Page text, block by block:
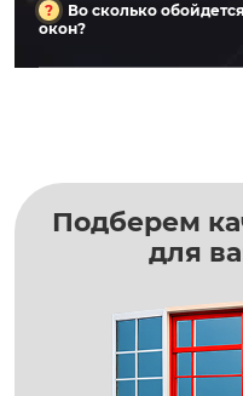
Во сколько
окон?
Подберем
для